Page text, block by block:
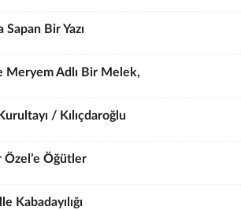
Sapan Bir Yazı
Meryem Adlı Bir Melek,
/ Kılıçdaroğlu
Özel’e Öğütler
Kabadayılığı